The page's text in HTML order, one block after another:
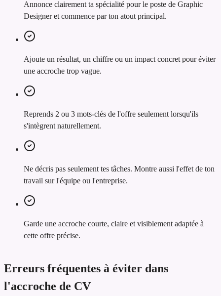
Annonce clairement ta spécialité pour le poste de Graphic
Designer et commence par ton atout principal.
Ajoute un résultat, un chiffre ou un impact concret pour éviter
une accroche trop vague.
Reprends 2 ou 3 mots-clés de l'offre seulement lorsqu'ils
s'intègrent naturellement.
Ne décris pas seulement tes tâches. Montre aussi l'effet de ton
travail sur l'équipe ou l'entreprise.
Garde une accroche courte, claire et visiblement adaptée à
cette offre précise.
Erreurs fréquentes à éviter dans
l'accroche de CV